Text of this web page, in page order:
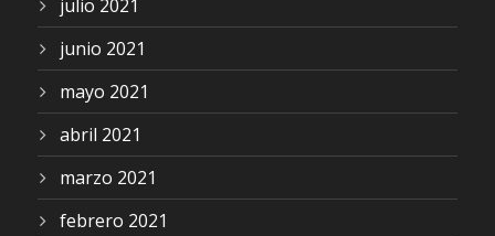
julio 2021
junio 2021
mayo 2021
abril 2021
marzo 2021
febrero 2021